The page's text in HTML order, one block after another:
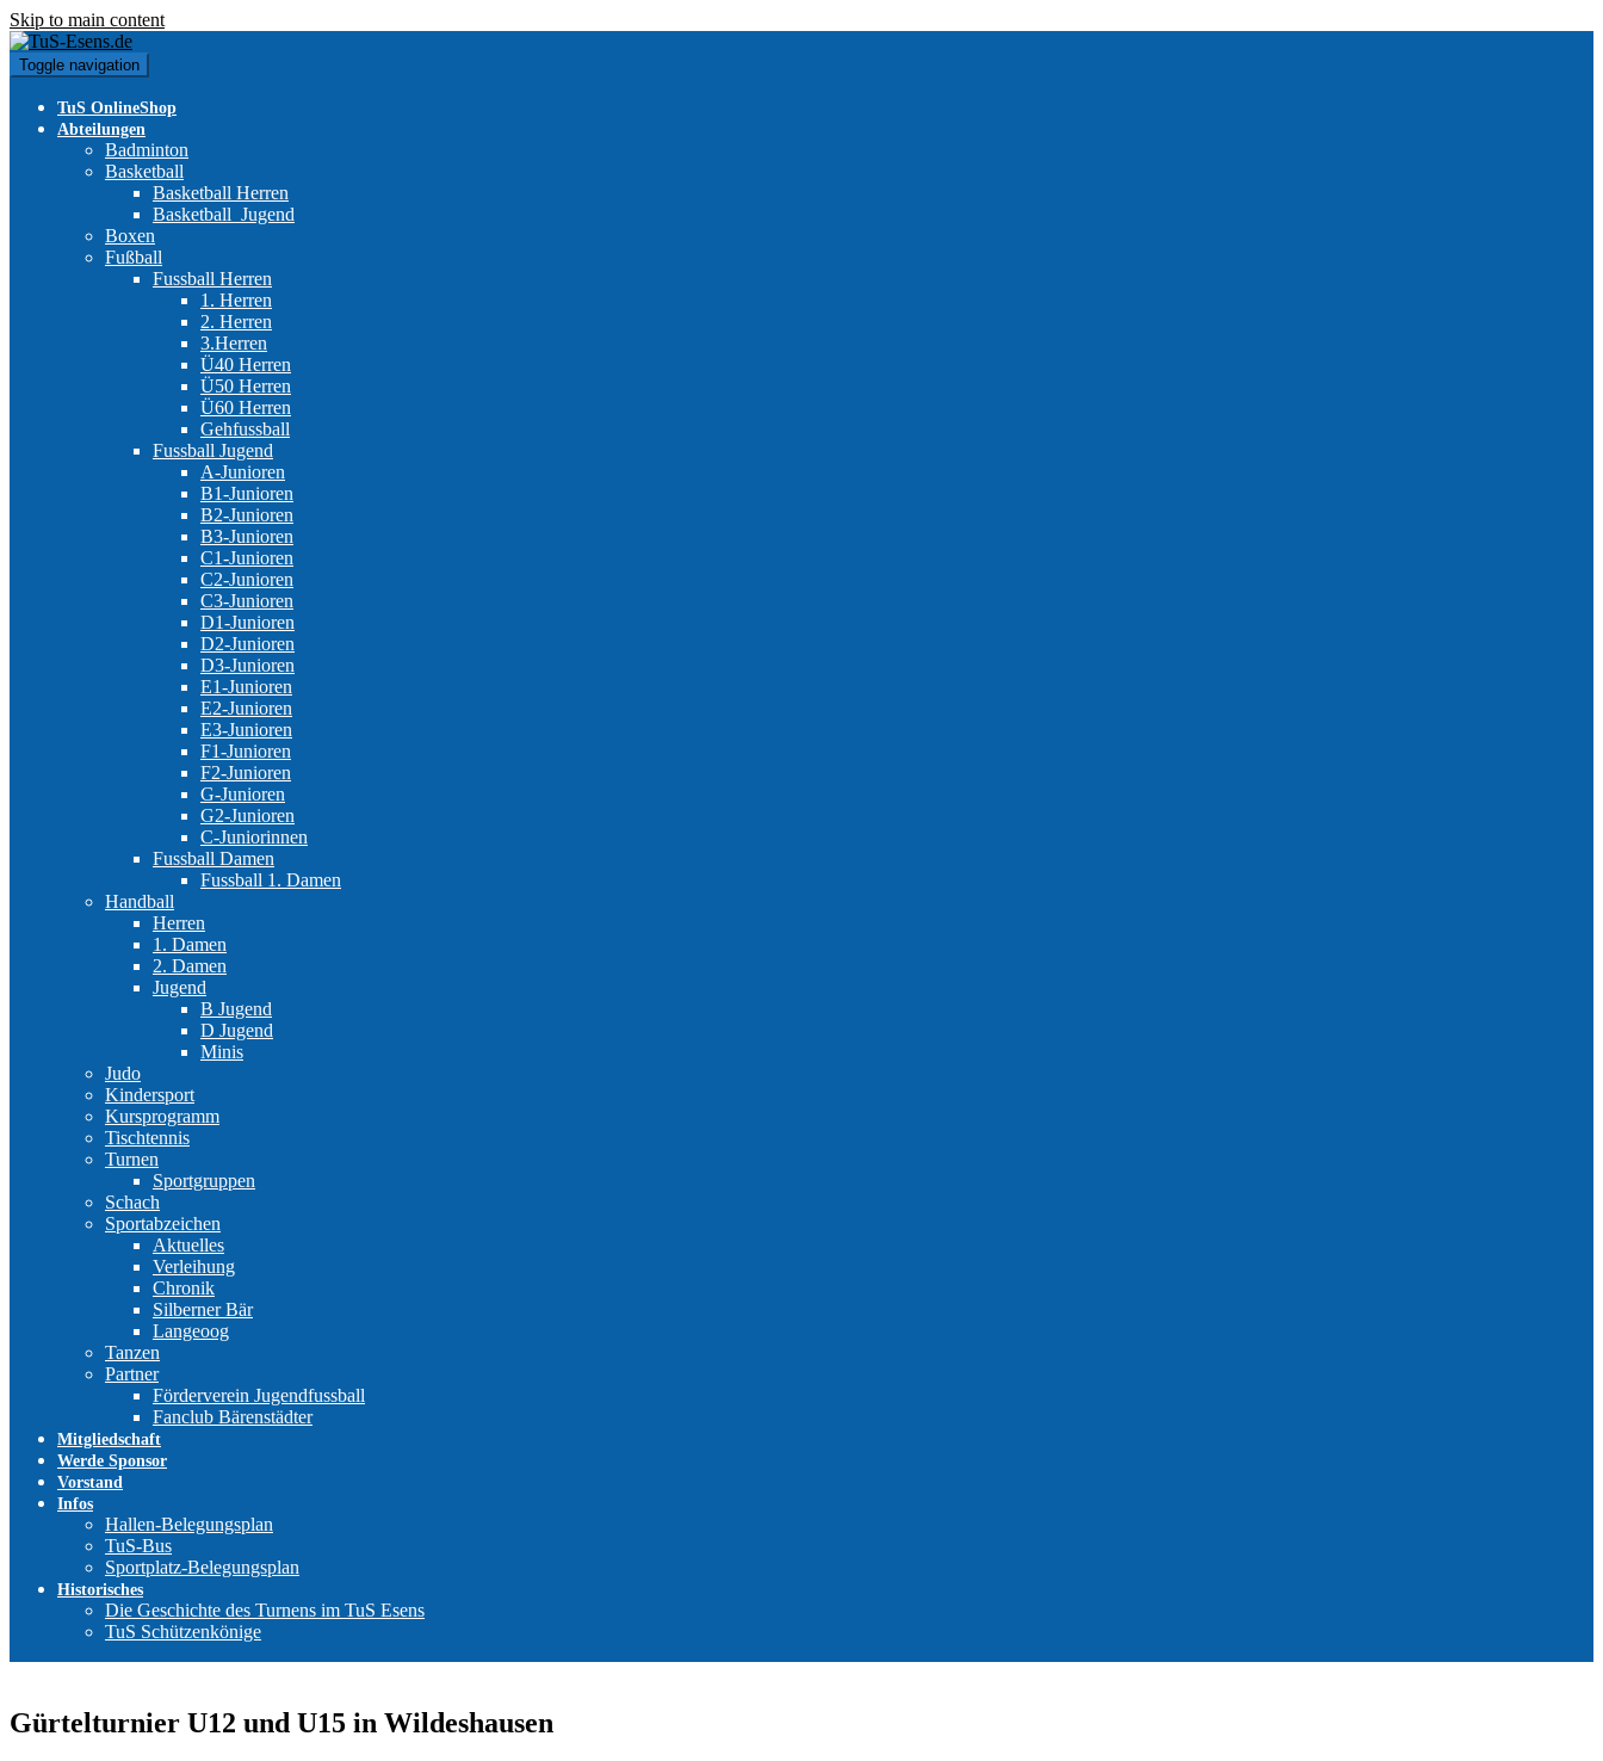
Skip to main content
Toggle navigation
TuS OnlineShop
Abteilungen
Badminton
Basketball
Basketball Herren
Basketball_Jugend
Boxen
Fußball
Fussball Herren
1. Herren
2. Herren
3.Herren
Ü40 Herren
Ü50 Herren
Ü60 Herren
Gehfussball
Fussball Jugend
A-Junioren
B1-Junioren
B2-Junioren
B3-Junioren
C1-Junioren
C2-Junioren
C3-Junioren
D1-Junioren
D2-Junioren
D3-Junioren
E1-Junioren
E2-Junioren
E3-Junioren
F1-Junioren
F2-Junioren
G-Junioren
G2-Junioren
C-Juniorinnen
Fussball Damen
Fussball 1. Damen
Handball
Herren
1. Damen
2. Damen
Jugend
B Jugend
D Jugend
Minis
Judo
Kindersport
Kursprogramm
Tischtennis
Turnen
Sportgruppen
Schach
Sportabzeichen
Aktuelles
Verleihung
Chronik
Silberner Bär
Langeoog
Tanzen
Partner
Förderverein Jugendfussball
Fanclub Bärenstädter
Mitgliedschaft
Werde Sponsor
Vorstand
Infos
Hallen-Belegungsplan
TuS-Bus
Sportplatz-Belegungsplan
Historisches
Die Geschichte des Turnens im TuS Esens
TuS Schützenkönige
Gürtelturnier U12 und U15 in Wildeshausen